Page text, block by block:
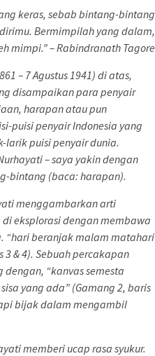
keras, sebab bintang-bintang
Bermimpilah yang dalam,
mimpi.” – Rabindranath Tagore
– 7 Agustus 1941) di atas,
disampaikan para penyair
harapan atau pun
puisi penyair Indonesia yang
larik puisi penyair dunia.
– saya yakin dengan
bintang (baca: harapan).
menggambarkan arti
eksplorasi dengan membawa
“hari beranjak malam matahari
& 4). Sebuah percakapan
“kanvas semesta
yang ada” (Gamang 2, baris
bijak dalam mengambil
memberi ucap rasa syukur.